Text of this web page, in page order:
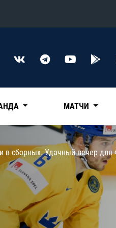
Конференция «Восток»
Нефтехимик
Трактор
Дивизион Чернышева
Авангард
Адмирал
КХЛ
МАТЧИ
в сборных. Удачный вечер для